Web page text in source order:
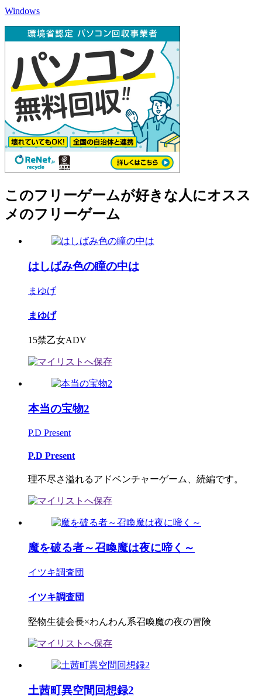
Windows
このフリーゲームが好きな人にオスス
メのフリーゲーム
はしばみ色の瞳の中は
まゆげ
まゆげ
15禁乙女ADV
本当の宝物2
P.D Present
P.D Present
理不尽さ溢れるアドベンチャーゲーム、続編です。
魔を破る者～召喚魔は夜に啼く～
イツキ調査団
イツキ調査団
堅物生徒会長×わんわん系召喚魔の夜の冒険
土茜町異空間回想録2